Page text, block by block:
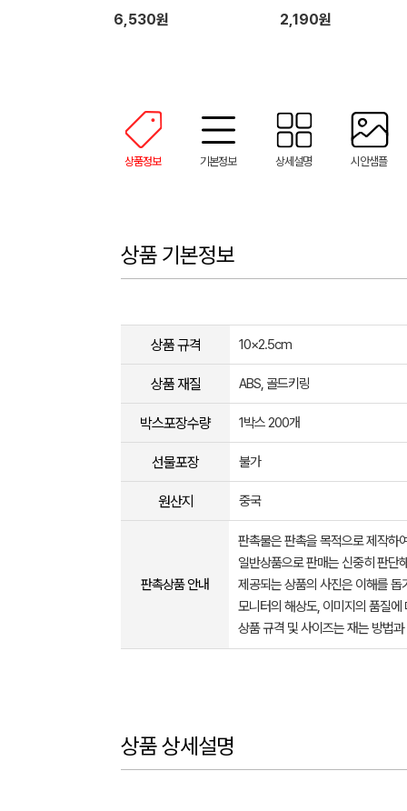
6,530원 2,190원
상품정보 기본정보 상세설명 시안샘플
상품 기본정보
상품 규격 10×2.5cm
상품 재질 ABS, 골드키링
박스포장수량 1박스 200개
선물포장 불가
원산지 중국
판촉상품 안내
판촉물은 판촉을 목적으로 제작하
일반상품으로 판매는 신중히 판단
제공되는 상품의 사진은 이해를
모니터의 해상도, 이미지의 품질
상품 규격 및 사이즈는 재는 방법
상품 상세설명